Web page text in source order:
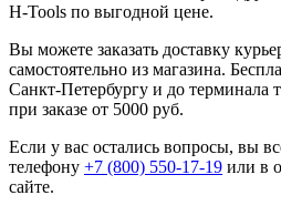
H-Tools по выгодной цене.
Вы можете заказать доставку
самостоятельно из магазина.
Санкт-Петербургу и до терминала
при заказе от 5000 руб.
Если у вас остались вопросы, вы
телефону +7 (800) 550-17-19 или в
сайте.